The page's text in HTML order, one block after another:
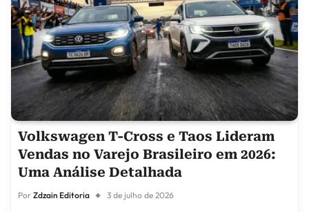
Volkswagen T-Cross e Taos Lideram
Vendas no Varejo Brasileiro em 2026:
Uma Análise Detalhada
Por Zdzain Editoria 3 de julho de 2026